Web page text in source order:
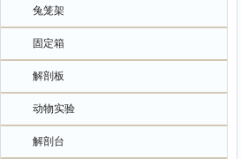
兔笼架
固定箱
解剖板
动物实验
解剖台